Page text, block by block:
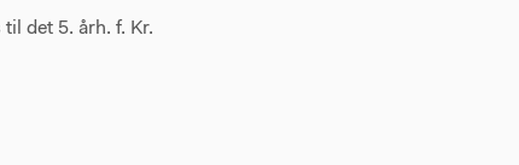
det 5. årh. f. Kr.